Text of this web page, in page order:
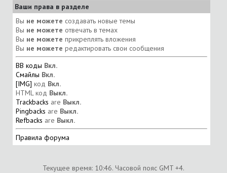
Ваши права в разделе
Вы не можете создавать новые темы
Вы не можете отвечать в темах
Вы не можете прикреплять вложения
Вы не можете редактировать свои сообщения
BB коды Вкл.
Смайлы Вкл.
[IMG] код Вкл.
HTML код Выкл.
Trackbacks are Выкл.
Pingbacks are Выкл.
Refbacks are Выкл.
Правила форума
Текущее время: 10:46. Часовой пояс GMT +4.